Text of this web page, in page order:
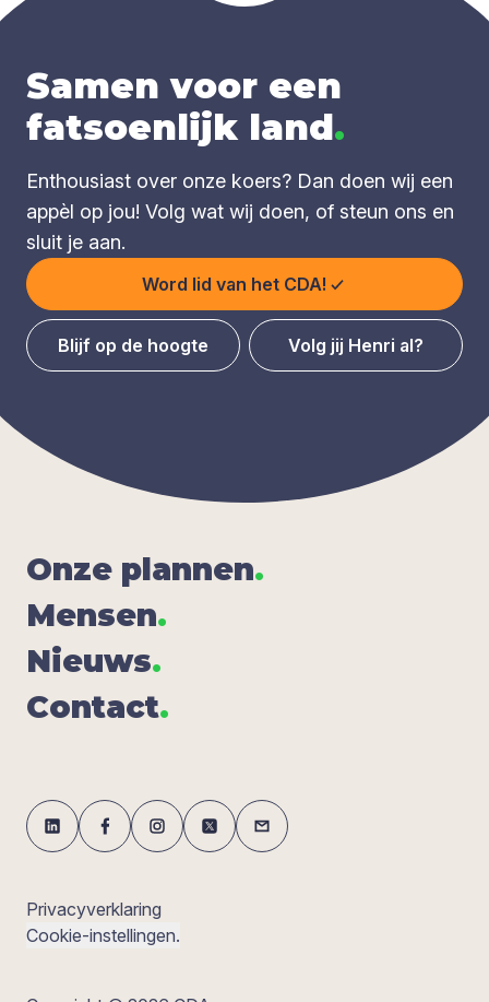
Samen voor een
fatsoenlijk land.
Enthousiast over onze koers? Dan doen wij een
appèl op jou! Volg wat wij doen, of steun ons en
sluit je aan.
Word lid van het CDA!
Blijf op de hoogte Volg jij Henri al?
Onze plan­nen.
Men­sen.
Nieuws.
Con­tact.
Privacyverklaring
Cookie-instellingen.